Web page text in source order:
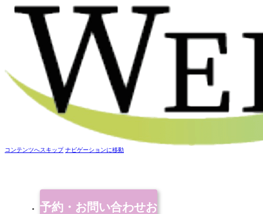
コンテンツへスキップ ナビゲーションに移動
予約・お問い合わせお